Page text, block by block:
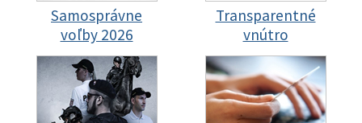
Samosprávne
voľby 2026
Transparentné
vnútro